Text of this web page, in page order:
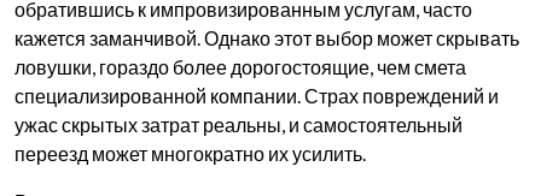
обратившись к импровизированным услугам, часто
кажется заманчивой. Однако этот выбор может скрывать
ловушки, гораздо более дорогостоящие, чем смета
специализированной компании. Страх повреждений и
ужас скрытых затрат реальны, и самостоятельный
переезд может многократно их усилить.